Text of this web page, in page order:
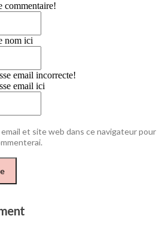
commentaire!
nom ici
email incorrecte!
email ici
et site web dans ce navigateur pour